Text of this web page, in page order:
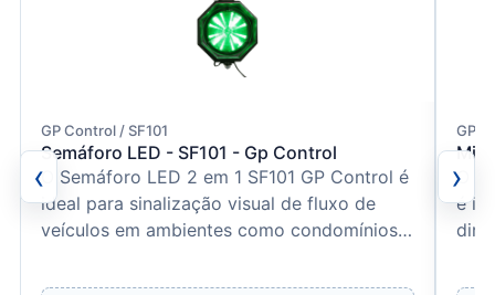
‹
GP Control / SF101
Semáforo LED - SF101 - Gp Control
O Semáforo LED 2 em 1 SF101 GP Control é
ideal para sinalização visual de fluxo de
veículos em ambientes como condomínios e
GP
O
é
›